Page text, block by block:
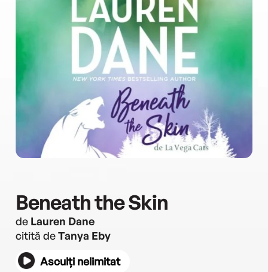
Beneath the Skin
de Lauren Dane
citită deTanya Eby
Asculți nelimitat